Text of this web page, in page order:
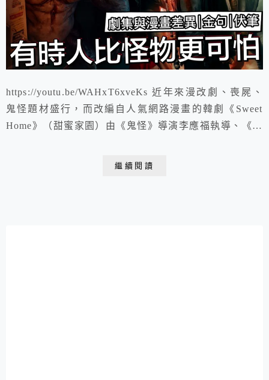
https://youtu.be/WAHxT6xveKs 近年來漫改劇、喪屍、
鬼怪題材盛行，而改編自人氣網路漫畫的韓劇《Sweet
Home》（甜蜜家園）由《鬼怪》導演李應福執導、《怪
繼續閱讀